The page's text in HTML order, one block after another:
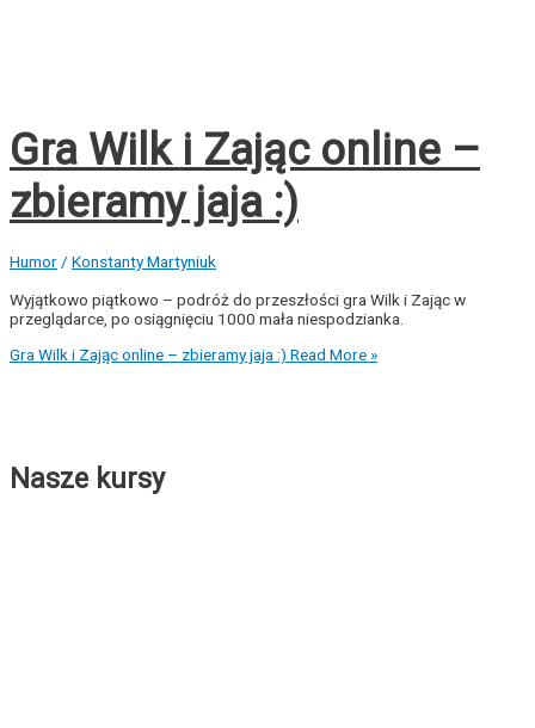
Gra Wilk i Zając online –
zbieramy jaja :)
Humor/ Konstanty Martyniuk
Wyjątkowo piątkowo – podróż do przeszłości gra Wilk i Zając w
przeglądarce, po osiągnięciu 1000 mała niespodzianka.
Gra Wilk i Zając online – zbieramy jaja :) Read More »
Nasze kursy